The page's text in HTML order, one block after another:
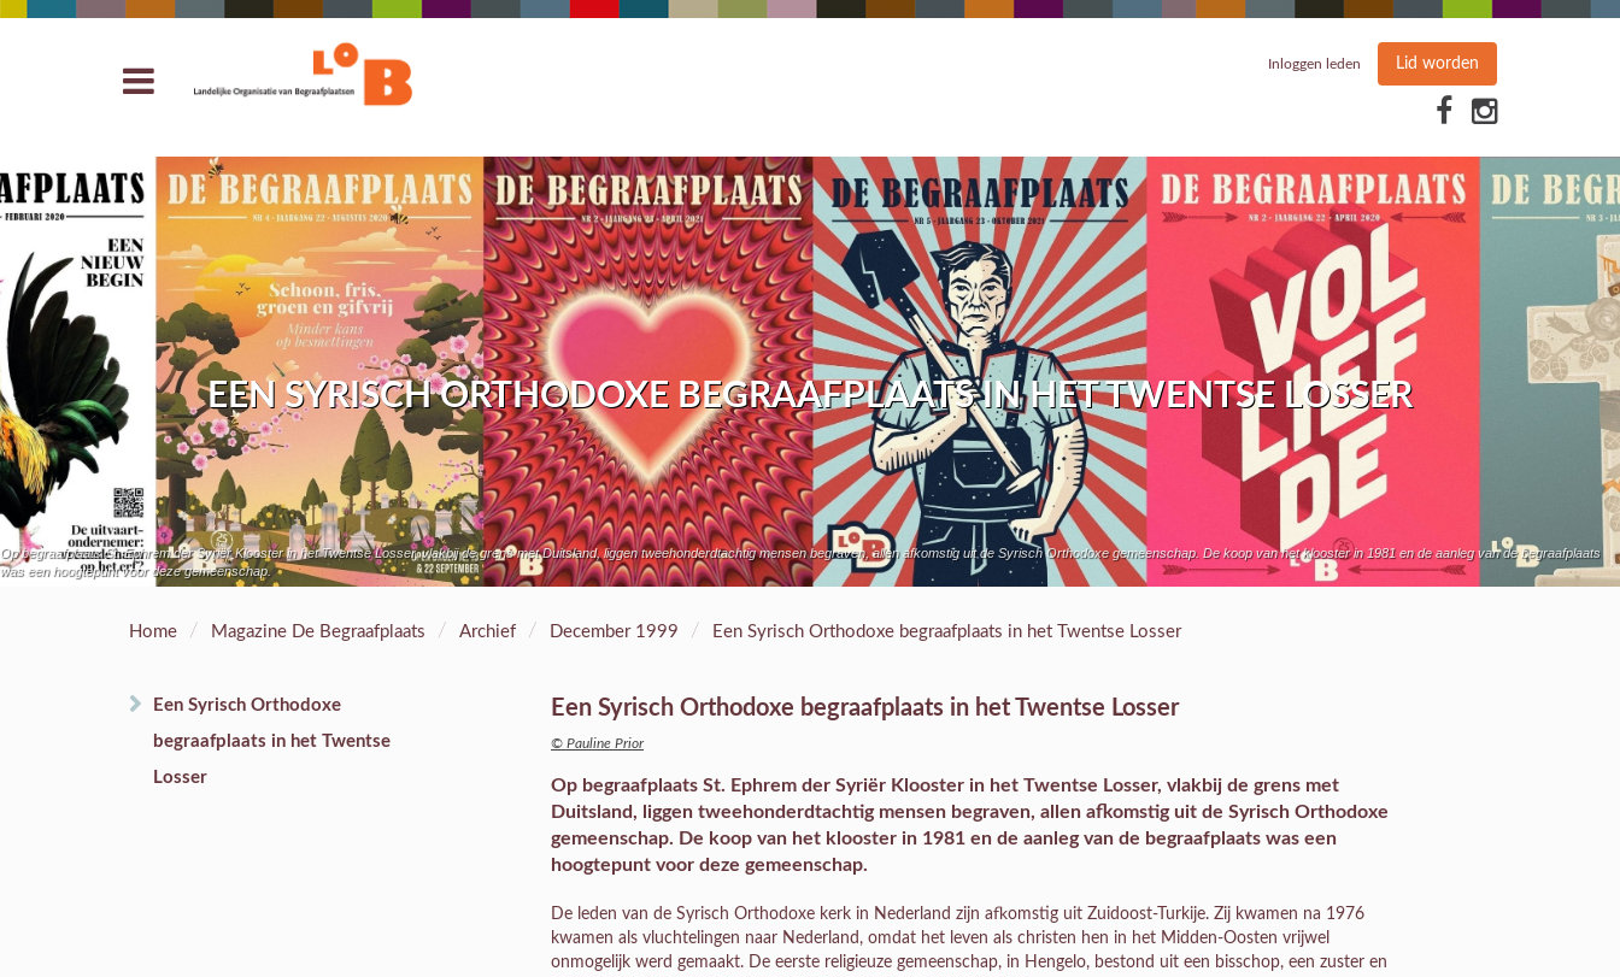
Inloggen leden Lid worden
EEN SYRISCH ORTHODOXE BEGRAAFPLAATS IN HET TWENTSE LOSSER
Op begraafplaats St. Ephrem der Syriër Klooster in het Twentse Losser, vlakbij de grens met Duitsland, liggen tweehonderdtachtig mensen begraven, allen afkomstig uit de Syrisch Orthodoxe gemeenschap. De koop van het klooster in 1981 en de aanleg van de begraafplaats
was een hoogtepunt voor deze gemeenschap.
Home / Magazine De Begraafplaats / Archief / December 1999 / Een Syrisch Orthodoxe begraafplaats in het Twentse Losser
Een Syrisch Orthodoxe
begraafplaats in het Twentse
Losser
Een Syrisch Orthodoxe begraafplaats in het Twentse Losser
© Pauline Prior
Op begraafplaats St. Ephrem der Syriër Klooster in het Twentse Losser, vlakbij de grens met
Duitsland, liggen tweehonderdtachtig mensen begraven, allen afkomstig uit de Syrisch Orthodoxe
gemeenschap. De koop van het klooster in 1981 en de aanleg van de begraafplaats was een
hoogtepunt voor deze gemeenschap.
De leden van de Syrisch Orthodoxe kerk in Nederland zijn afkomstig uit Zuidoost-Turkije. Zij kwamen na 1976
kwamen als vluchtelingen naar Nederland, omdat het leven als christen hen in het Midden-Oosten vrijwel
onmogelijk werd gemaakt. De eerste religieuze gemeenschap, in Hengelo, bestond uit een bisschop, een zuster en